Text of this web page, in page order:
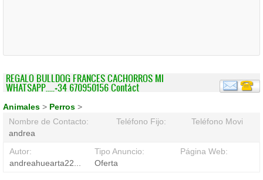
REGALO BULLDOG FRANCES CACHORROS MI
WHATSAPP.....+34 670950156 Contáct
Animales > Perros >
Nombre de Contacto:
andrea
Teléfono Fijo: Teléfono Movil:
Autor:
andreahuearta22...
Tipo Anuncio:
Oferta
Página Web: